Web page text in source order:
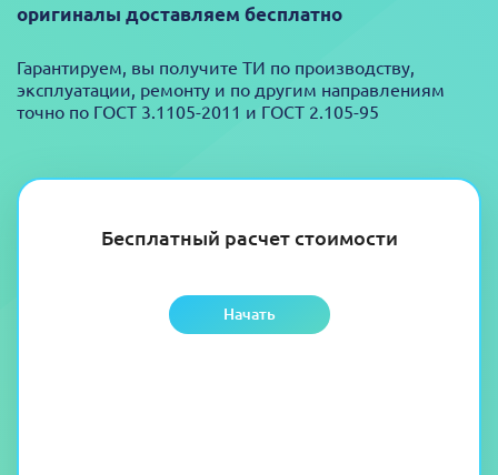
Бесплатный расчет стоимости
Начать
оригиналы доставляем бесплатно
Гарантируем, вы получите ТИ по производству,
эксплуатации, ремонту и по другим направлениям
точно по ГОСТ 3.1105-2011 и ГОСТ 2.105-95